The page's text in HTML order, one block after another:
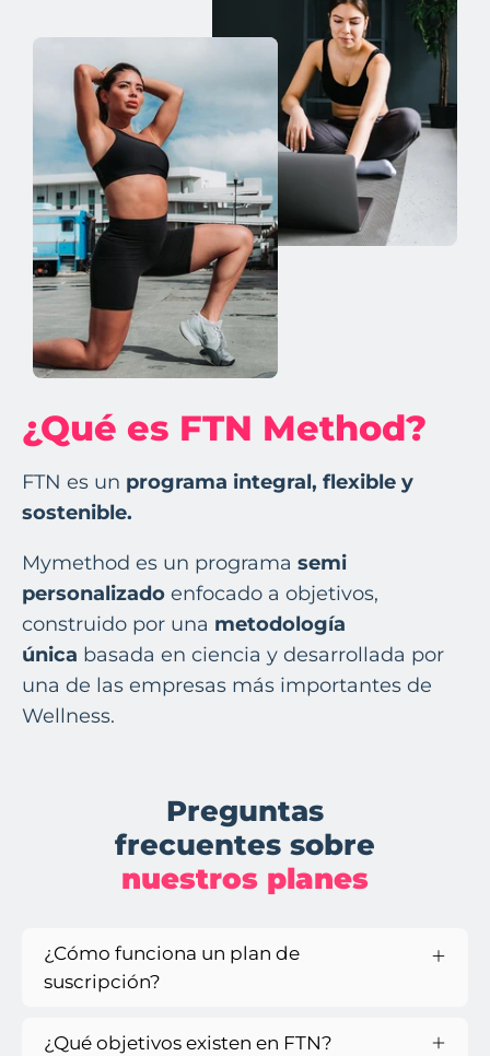
¿Qué es FTN Method?
FTN es un programa integral, flexible y
sostenible.
Mymethod es un programa semi
personalizado enfocado a objetivos,
construido por una metodología
única basada en ciencia y desarrollada por
una de las empresas más importantes de
Wellness.
Preguntas
frecuentes sobre
nuestros planes
¿Cómo funciona un plan de
suscripción?
¿Qué objetivos existen en FTN?